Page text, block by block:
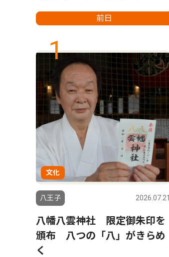
前日
1
文化
八王子 2026.07.21
八幡八雲神社 限定御朱印を
頒布 八つの「八」がきらめ
く